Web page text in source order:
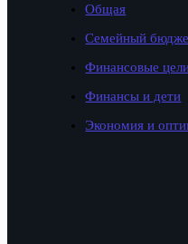
Общая
Семейный
Финансовые
Финансы и дети
Экономия и